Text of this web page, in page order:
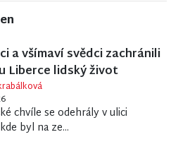
a všímaví svědci zachránili
Liberce lidský život
chvíle se odehrály v ulici
byl na ze...